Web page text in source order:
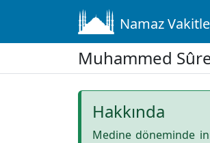
Namaz
Muhammed
Hakkında
Medine döneminde